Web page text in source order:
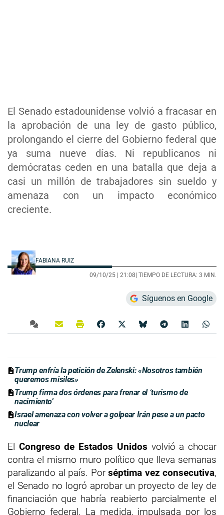
El Senado estadounidense volvió a fracasar en
la aprobación de una ley de gasto público,
prolongando el cierre del Gobierno federal que
ya suma nueve días. Ni republicanos ni
demócratas ceden en una batalla que deja a
casi un millón de trabajadores sin sueldo y
amenaza con un impacto económico
creciente.
FABIANA RUIZ
09/10/25 | 21:08 | TIEMPO DE LECTURA: 3 MIN.
Síguenos en Google
Trump enfría la petición de Zelenski: «Nosotros también
queremos misiles»
Trump firma dos órdenes para frenar el ‘turismo de
nacimiento’
Israel amenaza con volver a golpear Irán pese a un pacto
nuclear
El Congreso de Estados Unidos volvió a chocar
contra el mismo muro político que lleva semanas
paralizando al país. Por séptima vez consecutiva,
el Senado no logró aprobar un proyecto de ley de
financiación que habría reabierto parcialmente el
Gobierno federal. La medida, impulsada por los